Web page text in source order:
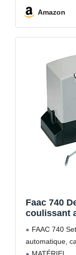
Amazon
Faac 740
coulissant
FAAC 740
automatique,